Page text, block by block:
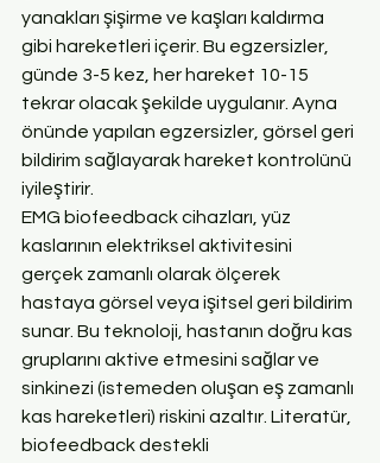
yanakları şişirme ve kaşları kaldırma
gibi hareketleri içerir. Bu egzersizler,
günde 3-5 kez, her hareket 10-15
tekrar olacak şekilde uygulanır. Ayna
önünde yapılan egzersizler, görsel geri
bildirim sağlayarak hareket kontrolünü
iyileştirir.
EMG biofeedback cihazları, yüz
kaslarının elektriksel aktivitesini
gerçek zamanlı olarak ölçerek
hastaya görsel veya işitsel geri bildirim
sunar. Bu teknoloji, hastanın doğru kas
gruplarını aktive etmesini sağlar ve
sinkinezi (istemeden oluşan eş zamanlı
kas hareketleri) riskini azaltır. Literatür,
biofeedback destekli